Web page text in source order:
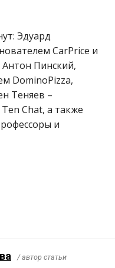
Эдуард
CarPrice и
Пинский,
DominoPizza,
Теняев –
Chat, а также
и
/ автор статьи